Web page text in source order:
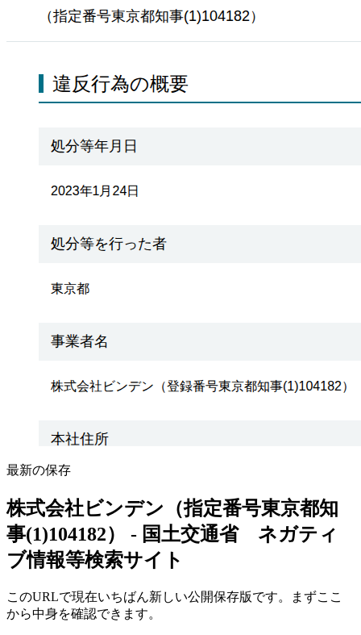
最新の保存
株式会社ビンデン（指定番号東京都知
事(1)104182） - 国土交通省 ネガティ
ブ情報等検索サイト
このURLで現在いちばん新しい公開保存版です。まずここ
から中身を確認できます。